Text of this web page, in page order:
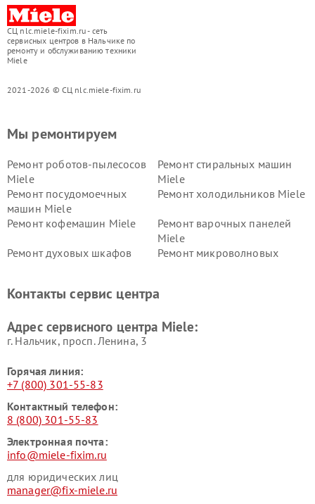
СЦ nlc.miele-fixim.ru - сеть
сервисных центров в Нальчике по
ремонту и обслуживанию техники
Miele
2021-2026 © СЦ nlc.miele-fixim.ru
Мы ремонтируем
Ремонт роботов-пылесосов
Miele
Ремонт стиральных машин
Miele
Ремонт посудомоечных
машин Miele
Ремонт холодильников Miele
Ремонт кофемашин Miele
Ремонт варочных панелей
Miele
Ремонт духовых шкафов
Ремонт микроволновых
Miele
Miele
пылесосов Miele
Контакты сервис центра
Адрес сервисного центра Miele:
г. Нальчик, просп. Ленина, 3
Горячая линия:
+7 (800) 301-55-83
Контактный телефон:
8 (800) 301-55-83
Электронная почта:
info@miele-fixim.ru
для юридических лиц
manager@fix-miele.ru